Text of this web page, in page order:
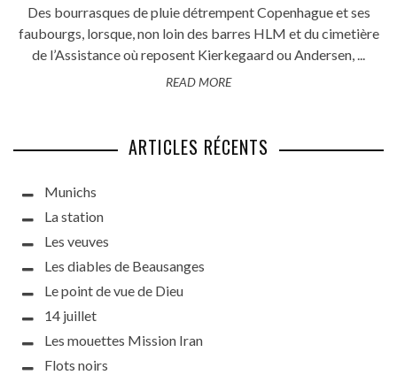
Des bourrasques de pluie détrempent Copenhague et ses
faubourgs, lorsque, non loin des barres HLM et du cimetière
de l’Assistance où reposent Kierkegaard ou Andersen, ...
READ MORE
ARTICLES RÉCENTS
Munichs
La station
Les veuves
Les diables de Beausanges
Le point de vue de Dieu
14 juillet
Les mouettes Mission Iran
Flots noirs